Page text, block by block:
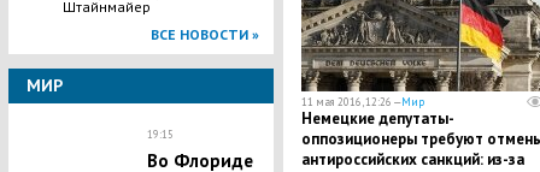
Штайнмайер
ВСЕ НОВОСТИ »
МИР
19:15
Во Флориде
11 мая 2016, 12:26 —Мир
Немецкие депутаты-
оппозиционеры требуют
антироссийских санкций: из-за